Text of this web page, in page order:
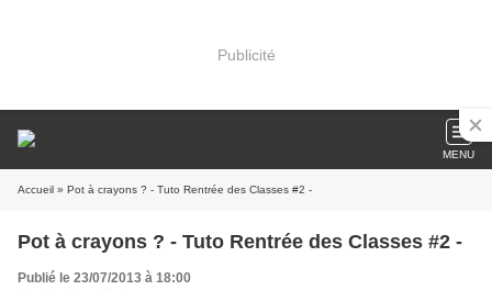
Publicité
MENU
Accueil » Pot à crayons ? - Tuto Rentrée des Classes #2 -
Pot à crayons ? - Tuto Rentrée des Classes #2 -
Publié le 23/07/2013 à 18:00